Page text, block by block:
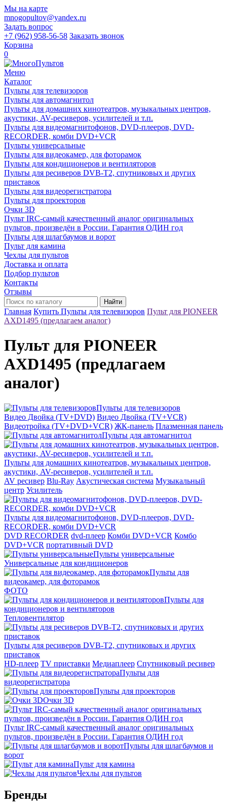
Мы на карте
mnogopultov@yandex.ru
Задать вопрос
+7 (962) 958-56-58 Заказать звонок
Корзина
0
Меню
Каталог
Пульты для телевизоров
Пульты для автомагнитол
Пульты для домашних кинотеатров, музыкальных центров,
акустики, AV-ресиверов, усилителей и т.п.
Пульты для видеомагнитофонов, DVD-плееров, DVD-
RECORDER, комби DVD+VCR
Пульты универсальные
Пульты для видеокамер, для фоторамок
Пульты для кондиционеров и вентиляторов
Пульты для ресиверов DVB-T2, спутниковых и других
приставок
Пульты для видеорегистратора
Пульты для проекторов
Очки 3D
Пульт IRC-самый качественный аналог оригинальных
пультов, произведён в России. Гарантия ОДИН год
Пульты для шлагбаумов и ворот
Пульт для камина
Чехлы для пультов
Доставка и оплата
Подбор пультов
Контакты
Отзывы
Найти
Главная Купить Пульты для телевизоров Пульт для PIONEER
AXD1495 (предлагаем аналог)
Пульт для PIONEER
AXD1495 (предлагаем
аналог)
Пульты для телевизоров
Видео Двойка (TV+DVD) Видео Двойка (TV+VCR)
Видеотройка (TV+DVD+VCR) ЖК-панель Плазменная панель
Пульты для автомагнитол
Пульты для домашних кинотеатров, музыкальных центров,
акустики, AV-ресиверов, усилителей и т.п.
AV ресивер Blu-Ray Акустическая система Музыкальный
центр Усилитель
Пульты для видеомагнитофонов, DVD-плееров, DVD-
RECORDER, комби DVD+VCR
DVD RECORDER dvd-плеер Комби DVD+VCR Комбо
DVD+VCR портативный DVD
Пульты универсальные
Универсальные для кондиционеров
Пульты для
видеокамер, для фоторамок
ФОТО
Пульты для
кондиционеров и вентиляторов
Тепловентилятор
Пульты для ресиверов DVB-T2, спутниковых и других
приставок
HD-плеер TV приставки Медиаплеер Спутниковый ресивер
Пульты для
видеорегистратора
Пульты для проекторов
Очки 3D
Пульт IRC-самый качественный аналог оригинальных
пультов, произведён в России. Гарантия ОДИН год
Пульты для шлагбаумов и
ворот
Пульт для камина
Чехлы для пультов
Бренды